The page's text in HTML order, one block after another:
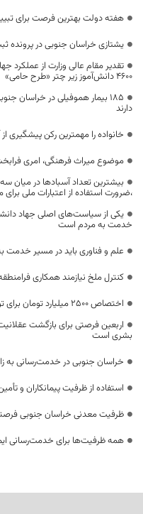
هفته دولت بهترین فرصت برای
یشتازی خراسان جنوبی در پرونده
تقدیر مقام عالی وزارت از
۴۶۰۰ دانش‌آموز زیر چتر «طرح حامی»
۱۸۵ بیمار هموفیلی در
دارند
خانواده را مهمترین رکن پیشگیری
موضوع میراث فرهنگی، امری
بیشترین تعداد آسبادها در میان
،ضرورت استفاده از اعتبارات ملی
یکی از سیاست‌های اصلی جهاد
خدمت به مردم است
علم و فناوری باید در مسیر خدمت
کنترل ملخ نیازمند همکاری
اختصاص 2500 میلیارد تومان برای توسعه راه‌های دوبانده خراسان جنوبی
اربعین فرصتی برای بازگشت
بشری است
خراسان جنوبی در خدمت‌رسانی به
استفاده از ظرفیت پیمانکاران و
ظرفیت معدنی خراسان جنوبی
همه ظرفیت‌ها برای خدمت‌رسانی